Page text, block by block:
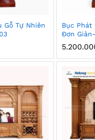
Gỗ Tự Nhiên
Bục Phát
Đơn Giản-